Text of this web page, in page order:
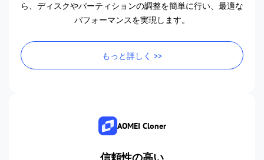
ら、ディスクやパーティションの調整を簡単に行い、最適な
パフォーマンスを実現します。
もっと詳しく >>
AOMEI Cloner